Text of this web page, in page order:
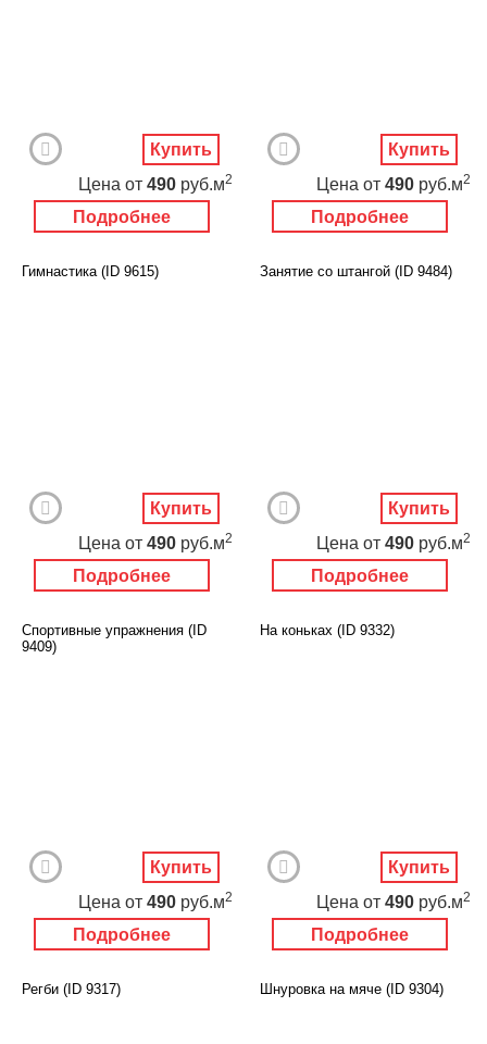
Подробнее
Цена от 490 руб.м2
Купить
Подробнее
Цена от 490 руб.м2
Купить
Гимнастика (ID 9615)
Подробнее
Цена от 490 руб.м2
Купить
Занятие со штангой (ID 9484)
Подробнее
Цена от 490 руб.м2
Купить
Спортивные упражнения (ID
9409)
Подробнее
Цена от 490 руб.м2
Купить
На коньках (ID 9332)
Подробнее
Цена от 490 руб.м2
Купить
Регби (ID 9317) Шнуровка на мяче (ID 9304)